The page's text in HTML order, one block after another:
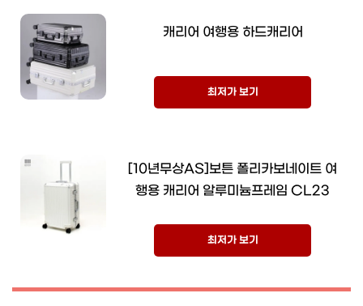
캐리어 여행용 하드캐리어
최저가 보기
[10년무상AS]보튼 폴리카보네이트 여
행용 캐리어 알루미늄프레임 CL23
최저가 보기